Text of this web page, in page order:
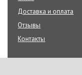
Доставка и оплата
Отзывы
Контакты